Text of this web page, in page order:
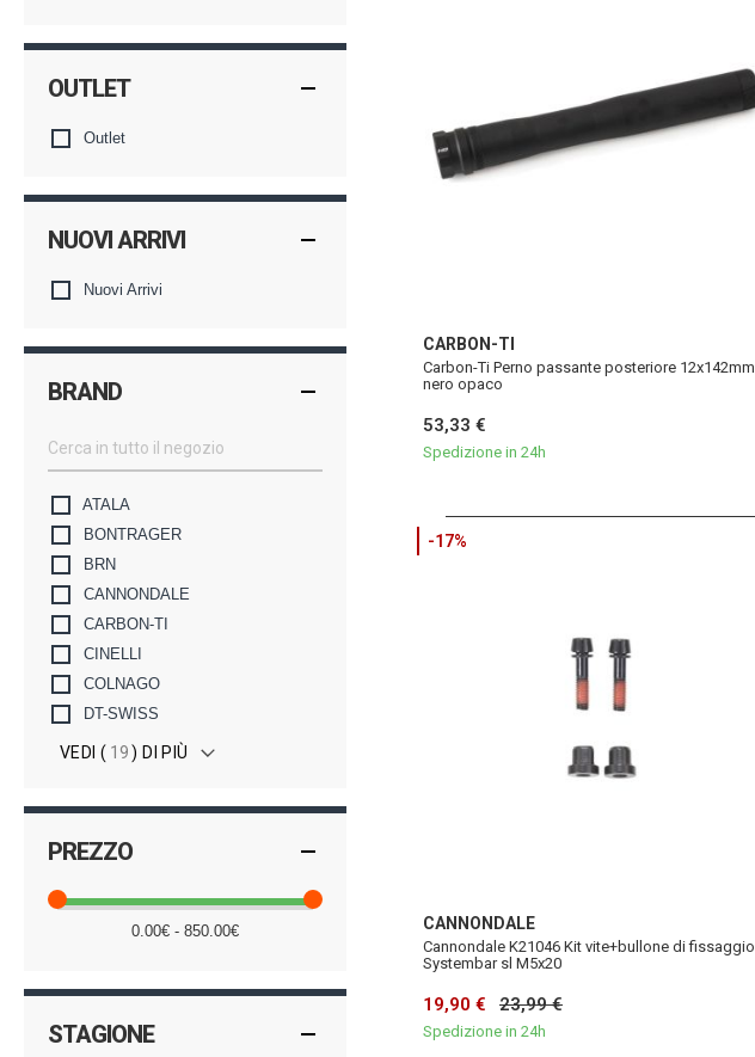
CARBON-TI
Carbon-Ti Perno passante posteriore 12x142mm
nero opaco
53,33 €
Spedizione in 24h
-17%
CANNONDALE
Cannondale K21046 Kit vite+bullone di fissaggio
Systembar sl M5x20
19,90 € 23,99 €
Spedizione in 24h
OUTLET
Outlet
NUOVI ARRIVI
Nuovi Arrivi
BRAND
ATALA
BONTRAGER
BRN
CANNONDALE
CARBON-TI
CINELLI
COLNAGO
DT-SWISS
VEDI ( 19 ) DI PIÙ
PREZZO
0.00€ - 850.00€
STAGIONE